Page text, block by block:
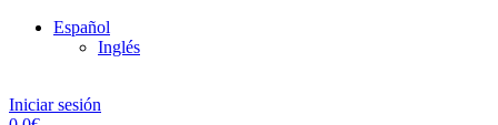
Español
Inglés
Iniciar sesión